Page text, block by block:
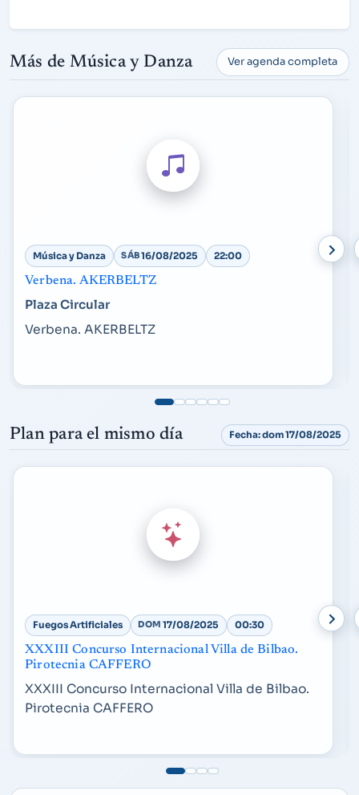
Más de Música y Danza Ver agenda completa
Música y Danza SÁB16/08/2025 22:00
Verbena. AKERBELTZ
Plaza Circular
Verbena. AKERBELTZ
Plan para el mismo día Fecha: dom 17/08/2025
Fuegos Artificiales DOM 17/08/2025 00:30
XXXIII Concurso Internacional Villa de Bilbao.
Pirotecnia CAFFERO
XXXIII Concurso Internacional Villa de Bilbao.
Pirotecnia CAFFERO